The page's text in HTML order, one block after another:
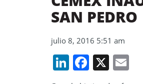
SAN PEDRO
julio 8, 2016 5:51 am
LinkedIn
X